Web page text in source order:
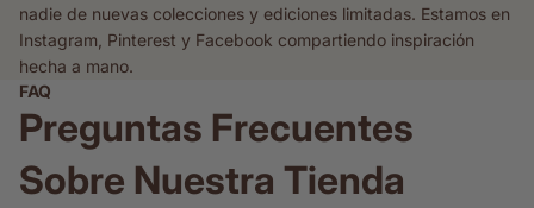
nadie de nuevas colecciones y ediciones limitadas. Estamos en
Instagram, Pinterest y Facebook compartiendo inspiración
hecha a mano.
FAQ
Preguntas Frecuentes
Sobre Nuestra Tienda